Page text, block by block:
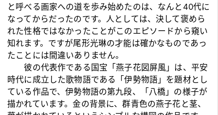
と呼べる画家への道を歩み始めたのは、なんと40代に
なってからだったのです。人としては、決して褒めら
れた性格ではなかったことがこのエピソードから窺い
知れます。ですが尾形光琳の才能は確かなものであっ
たことには間違いありません。
彼の代表作である国宝「燕子花図屏風」は、平安
時代に成立した歌物語である「伊勢物語」を題材とし
ている作品で、伊勢物語の第九段、「八橋」の様子が
描かれています。金の背景に、群青色の燕子花と茎、